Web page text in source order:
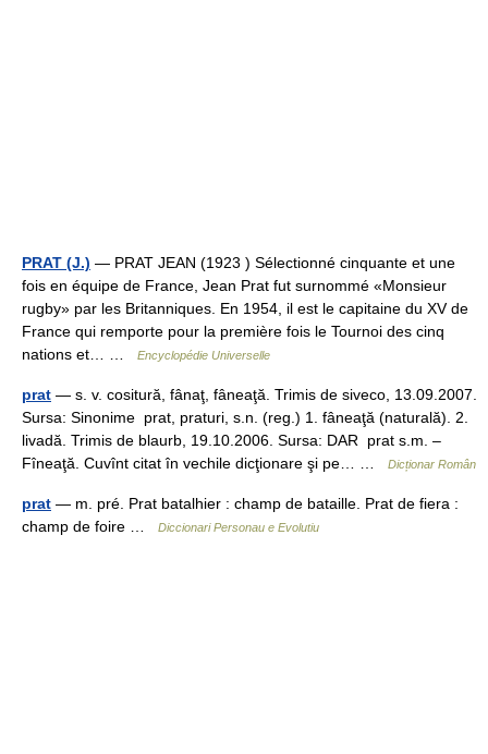
PRAT (J.) — PRAT JEAN (1923 ) Sélectionné cinquante et une
fois en équipe de France, Jean Prat fut surnommé «Monsieur
rugby» par les Britanniques. En 1954, il est le capitaine du XV de
France qui remporte pour la première fois le Tournoi des cinq
nations et… …
Encyclopédie Universelle
prat — s. v. cositură, fânaţ, fâneaţă. Trimis de siveco, 13.09.2007.
Sursa: Sinonime prat, praturi, s.n. (reg.) 1. fâneaţă (naturală). 2.
livadă. Trimis de blaurb, 19.10.2006. Sursa: DAR prat s.m. –
Fîneaţă. Cuvînt citat în vechile dicţionare şi pe… …
Dicționar Român
prat — m. pré. Prat batalhier : champ de bataille. Prat de fiera :
champ de foire …
Diccionari Personau e Evolutiu